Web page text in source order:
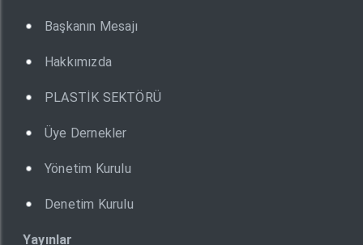
Başkanın Mesajı
Hakkımızda
PLASTİK SEKTÖRÜ
Üye Dernekler
Yönetim Kurulu
Denetim Kurulu
Yayınlar